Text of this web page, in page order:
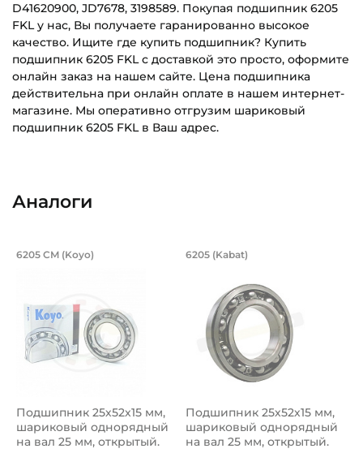
D41620900, JD7678, 3198589. Покупая подшипник 6205
FKL у нас, Вы получаете гаранированно высокое
качество. Ищите где купить подшипник? Купить
подшипник 6205 FKL с доставкой это просто, оформите
онлайн заказ на нашем сайте. Цена подшипника
действительна при онлайн оплате в нашем интернет-
магазине. Мы оперативно отгрузим шариковый
подшипник 6205 FKL в Ваш адрес.
Наружный диаметр (D):
Ширина внутреннего кольца (B):
Ширина наружного кольца (С):
15 мм
Тип посадочного отверстия на вал:
Тип наружного кольца:
Цилиндрическое
Категория:
Аналоги
Подшипник 25х52х15 мм, шариковый
6205 CM (Koyo)
Подшипник 25х52х15 мм,
шариковый однорядный
на вал 25 мм, открытый.
Подшипник
6205 (Kabat)
Подшипник 25х52х15 мм,
шариковый однорядный
на вал 25 мм, открытый.